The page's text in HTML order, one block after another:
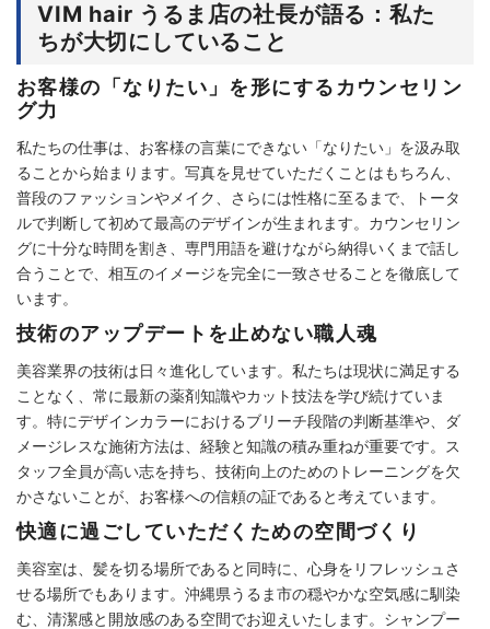
VIM hair うるま店の社長が語る：私た
ちが大切にしていること
お客様の「なりたい」を形にするカウンセリン
グ力
私たちの仕事は、お客様の言葉にできない「なりたい」を汲み取
ることから始まります。写真を見せていただくことはもちろん、
普段のファッションやメイク、さらには性格に至るまで、トータ
ルで判断して初めて最高のデザインが生まれます。カウンセリン
グに十分な時間を割き、専門用語を避けながら納得いくまで話し
合うことで、相互のイメージを完全に一致させることを徹底して
います。
技術のアップデートを止めない職人魂
美容業界の技術は日々進化しています。私たちは現状に満足する
ことなく、常に最新の薬剤知識やカット技法を学び続けていま
す。特にデザインカラーにおけるブリーチ段階の判断基準や、ダ
メージレスな施術方法は、経験と知識の積み重ねが重要です。ス
タッフ全員が高い志を持ち、技術向上のためのトレーニングを欠
かさないことが、お客様への信頼の証であると考えています。
快適に過ごしていただくための空間づくり
美容室は、髪を切る場所であると同時に、心身をリフレッシュさ
せる場所でもあります。沖縄県うるま市の穏やかな空気感に馴染
む、清潔感と開放感のある空間でお迎えいたします。シャンプー